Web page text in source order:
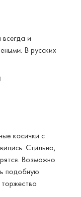
и
В русских
косички с
Стильно,
Возможно
подобную